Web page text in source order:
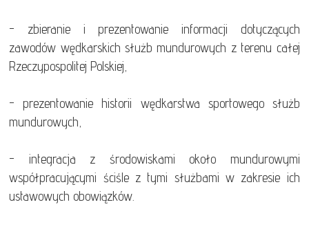
- zbieranie i prezentowanie informacji dotyczących
zawodów wędkarskich służb mundurowych z terenu całej
Rzeczypospolitej Polskiej,
- prezentowanie historii wędkarstwa sportowego służb
mundurowych,
- integracja z środowiskami około mundurowymi
współpracującymi ściśle z tymi służbami w zakresie ich
ustawowych obowiązków.